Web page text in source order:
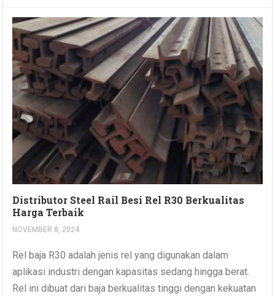
Distributor Steel Rail Besi Rel R30 Berkualitas
Harga Terbaik
NOVEMBER 8, 2024
Rel baja R30 adalah jenis rel yang digunakan dalam
aplikasi industri dengan kapasitas sedang hingga berat.
Rel ini dibuat dari baja berkualitas tinggi dengan kekuatan